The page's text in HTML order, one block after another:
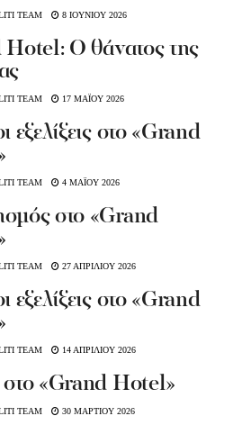
TEAM 8 ΙΟΥΝΙΟΥ 2026
Hotel: Ο θάνατος της
TEAM 17 ΜΑΪΟΥ 2026
εξελίξεις στο «Grand
TEAM 4 ΜΑΪΟΥ 2026
στο «Grand
TEAM 27 ΑΠΡΙΛΙΟΥ 2026
εξελίξεις στο «Grand
TEAM 14 ΑΠΡΙΛΙΟΥ 2026
«Grand Hotel»
TEAM 30 ΜΑΡΤΙΟΥ 2026